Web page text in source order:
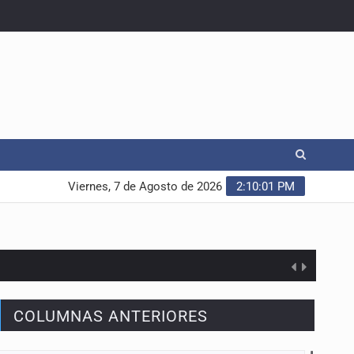
2:10:02 PM
Viernes, 7 de Agosto de 2026
COLUMNAS ANTERIORES